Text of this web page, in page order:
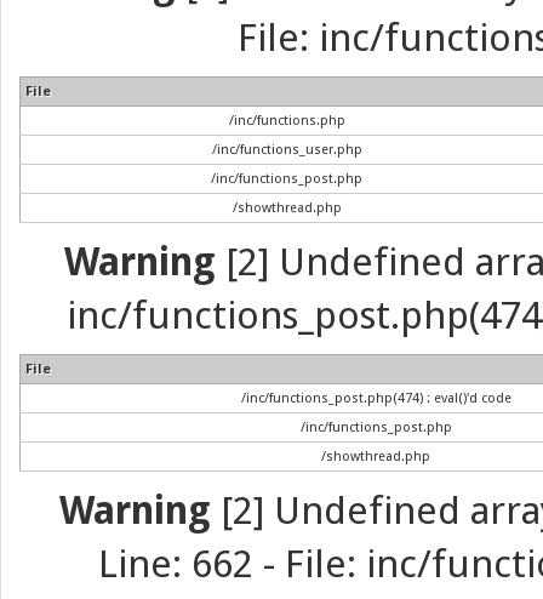
File: inc/
File
/inc/functions.php
/inc/functions_user.php
/inc/functions_post.php
/showthread.php
Warning [2] Undefined
inc/
File
/inc/functions_post.php(474) : eval()'d code
/inc/functions_post.php
/showthread.php
Warning [2] Undefined
Line: 662 - File: inc/